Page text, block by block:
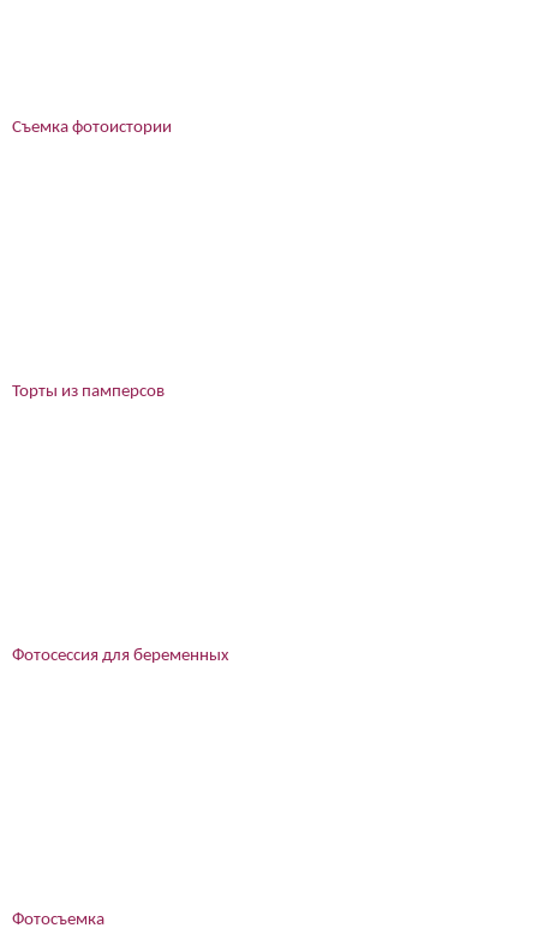
Съемка фотоистории
Торты из памперсов
Фотосессия для беременных
Фотосъемка